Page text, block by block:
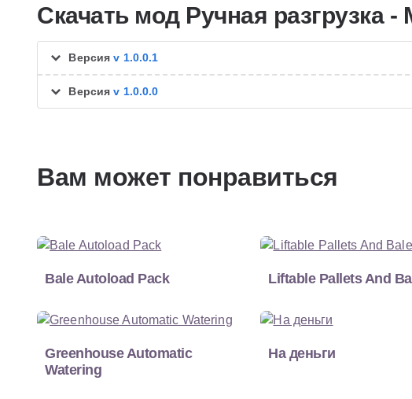
Скачать мод Ручная разгрузка -
Версияv 1.0.0.1
Версияv 1.0.0.0
Вам может понравиться
Bale Autoload Pack Liftable Pallets And
Greenhouse Automatic
Watering
На деньги